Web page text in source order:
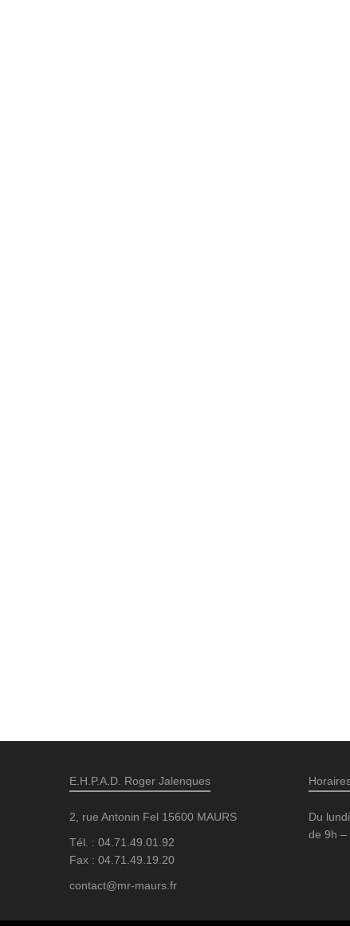
E.H.P.A.D. Roger Jalenques
2, rue Antonin Fel 15600 MAURS
Tél. : 04.71.49.01.92
Fax : 04.71.49.19.20
contact@mr-maurs.fr
Du
de 9h –